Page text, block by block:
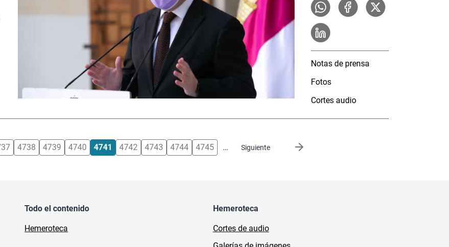
Notas de prensa
Fotos
Cortes audio
4738 4739 4740 4741 4742 4743 4744 4745 … Siguiente
Siguiente página
Todo el contenido
Hemeroteca
Hemeroteca
Cortes de audio